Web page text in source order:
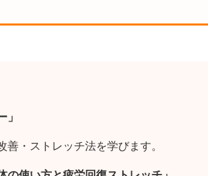
」
・ストレッチ法を学びます。